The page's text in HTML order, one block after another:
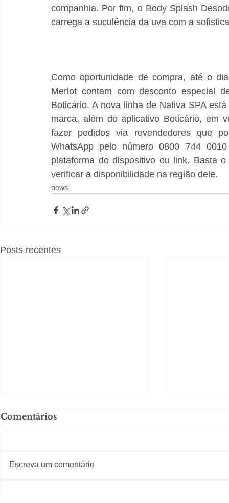
companhia. Por fim, o Body Splash
carrega a suculência da uva com a
Como oportunidade de compra, até o
Merlot contam com desconto especial
Boticário. A nova linha de Nativa SPA
marca, além do aplicativo Boticário, em
fazer pedidos via revendedores que
WhatsApp pelo número 0800 744
plataforma do dispositivo ou link. Basta
verificar a disponibilidade na região dele.
news
Posts recentes
Comentários
Escreva um comentário
#Sugestões